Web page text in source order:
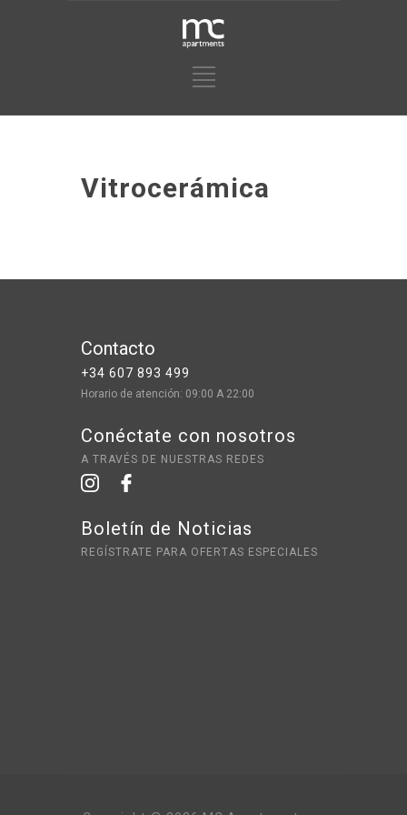
Vitrocerámica
Contacto
+34 607 893 499
Horario de atención: 09:00 A 22:00
Conéctate con nosotros
A TRAVÉS DE NUESTRAS REDES
Boletín de Noticias
REGÍSTRATE PARA OFERTAS ESPECIALES